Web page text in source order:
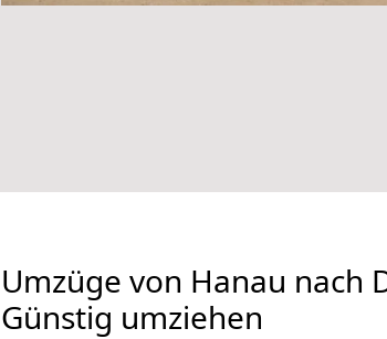
Umzüge von Hanau nach
Günstig umziehen